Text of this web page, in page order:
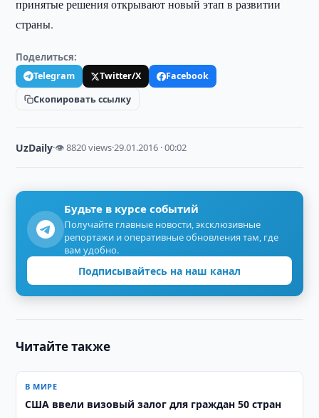
принятые решения открывают новый этап в развитии
страны.
Поделиться:
Telegram Twitter/X
Facebook
Скопировать ссылку
UzDaily·👁 8820 views·29.01.2016 · 00:02
Будьте в курсе событий
Получайте главные новости, эксклюзивные
репортажи и оперативные обновления там, где
вам удобно.
Подписывайтесь на наш канал
Читайте также
В МИРЕ
США ввели визовый залог для граждан 50 стран